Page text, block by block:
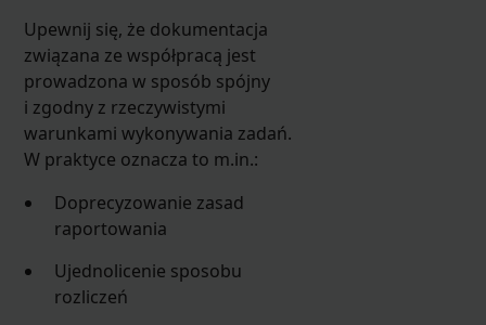
Upewnij się, że dokumentacja
związana ze współpracą jest
prowadzona w sposób spójny
i zgodny z rzeczywistymi
warunkami wykonywania zadań.
W praktyce oznacza to m.in.:
Doprecyzowanie zasad
raportowania
Ujednolicenie sposobu
rozliczeń